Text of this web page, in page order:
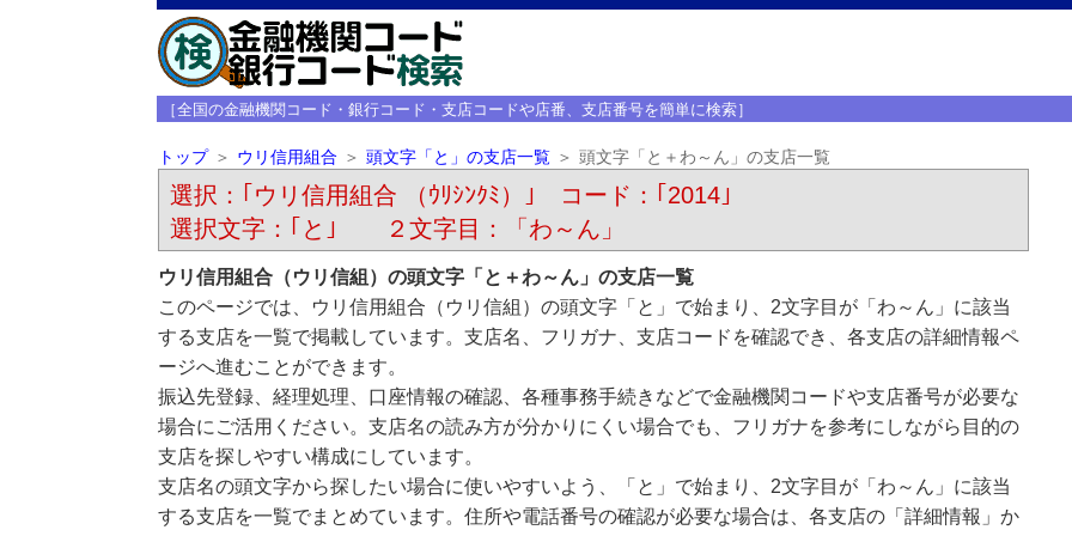
［全国の金融機関コード・銀行コード・支店コードや店番、支店番号を簡単に検索］
トップ ウリ信用組合 頭文字「と」の支店一覧 頭文字「と＋わ～ん」の支店一覧
選択：｢ウリ信用組合 （ｳﾘｼﾝｸﾐ）｣ コード：｢2014｣
選択文字：｢と｣ ２文字目：「わ～ん」
ウリ信用組合（ウリ信組）の頭文字「と＋わ～ん」の支店一覧
このページでは、ウリ信用組合（ウリ信組）の頭文字「と」で始まり、2文字目が「わ～ん」に該当
する支店を一覧で掲載しています。支店名、フリガナ、支店コードを確認でき、各支店の詳細情報ペ
ージへ進むことができます。
振込先登録、経理処理、口座情報の確認、各種事務手続きなどで金融機関コードや支店番号が必要な
場合にご活用ください。支店名の読み方が分かりにくい場合でも、フリガナを参考にしながら目的の
支店を探しやすい構成にしています。
支店名の頭文字から探したい場合に使いやすいよう、「と」で始まり、2文字目が「わ～ん」に該当
する支店を一覧でまとめています。住所や電話番号の確認が必要な場合は、各支店の「詳細情報」か